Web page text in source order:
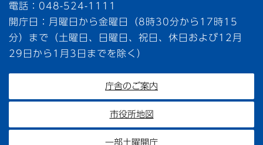
電話：048-524-1111
開庁日：月曜日から金曜日（8時30分から17時15
分）まで（土曜日、日曜日、祝日、休日および12月
29日から1月3日までを除く）
庁舎のご案内
市役所地図
一部土曜開庁